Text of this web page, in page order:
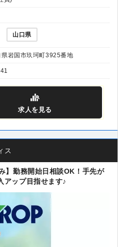
山口県
岩国市玖珂町3925番地
求人を見る
ス
】勤務開始日相談OK！手先が
アップ目指せます♪